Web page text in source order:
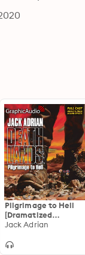
Pilgrimage to Hell
[Dramatized
Adaptation]:
Jack Adrian